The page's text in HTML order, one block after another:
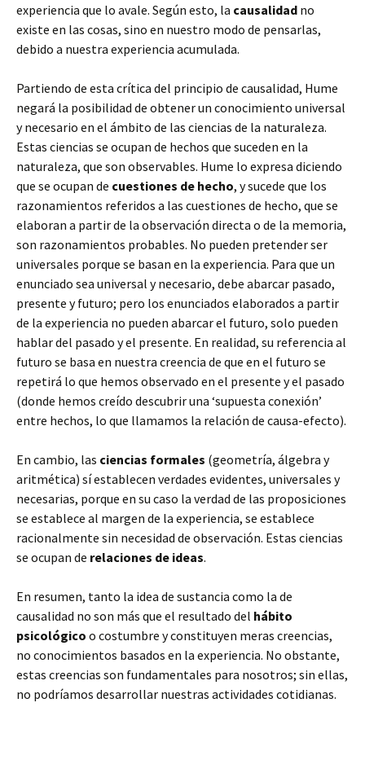
experiencia que lo avale. Según esto, la causalidad no
existe en las cosas, sino en nuestro modo de pensarlas,
debido a nuestra experiencia acumulada.
Partiendo de esta crítica del principio de causalidad, Hume
negará la posibilidad de obtener un conocimiento universal
y necesario en el ámbito de las ciencias de la naturaleza.
Estas ciencias se ocupan de hechos que suceden en la
naturaleza, que son observables. Hume lo expresa diciendo
que se ocupan de cuestiones de hecho, y sucede que los
razonamientos referidos a las cuestiones de hecho, que se
elaboran a partir de la observación directa o de la memoria,
son razonamientos probables. No pueden pretender ser
universales porque se basan en la experiencia. Para que un
enunciado sea universal y necesario, debe abarcar pasado,
presente y futuro; pero los enunciados elaborados a partir
de la experiencia no pueden abarcar el futuro, solo pueden
hablar del pasado y el presente. En realidad, su referencia al
futuro se basa en nuestra creencia de que en el futuro se
repetirá lo que hemos observado en el presente y el pasado
(donde hemos creído descubrir una ‘supuesta conexión’
entre hechos, lo que llamamos la relación de causa-efecto).
En cambio, las ciencias formales (geometría, álgebra y
aritmética) sí establecen verdades evidentes, universales y
necesarias, porque en su caso la verdad de las proposiciones
se establece al margen de la experiencia, se establece
racionalmente sin necesidad de observación. Estas ciencias
se ocupan de relaciones de ideas.
En resumen, tanto la idea de sustancia como la de
causalidad no son más que el resultado del hábito
psicológico o costumbre y constituyen meras creencias,
no conocimientos basados en la experiencia. No obstante,
estas creencias son fundamentales para nosotros; sin ellas,
no podríamos desarrollar nuestras actividades cotidianas.